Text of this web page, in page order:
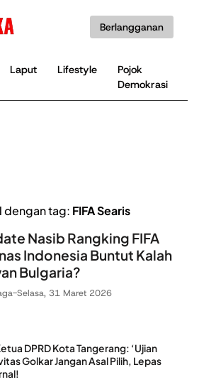
Berlangganan
Laput Lifestyle
Pojok
Demokrasi
dengan tag: FIFA Searis
Nasib Rangking FIFA
Indonesia Buntut Kalah
Bulgaria?
-Selasa, 31 Maret 2026
DPRD Kota Tangerang: ‘Ujian
Golkar Jangan Asal Pilih, Lepas